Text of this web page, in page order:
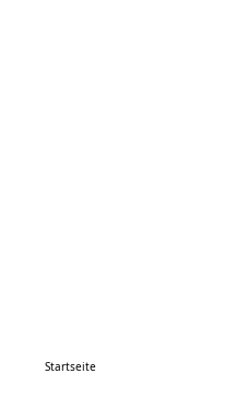
Startseite